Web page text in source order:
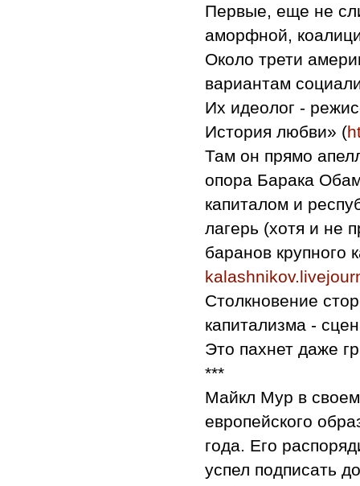
Первые, еще не
аморфной,
Около трети
вариантам
Их идеолог -
История любви» (
Там он прямо
опора Барака
капиталом и
лагерь (хотя и не
баранов крупного
Столкновение
капитализма -
Это пахнет даже
***
Майкл Мур в
европейского
года. Его
успел подписать